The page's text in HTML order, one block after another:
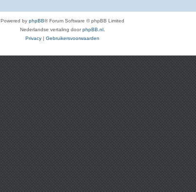
Powered by phpBB® Forum Software © phpBB Limited
Nederlandse vertaling doorphpBB.nl
Privacy | Gebruikersvoorwaarden